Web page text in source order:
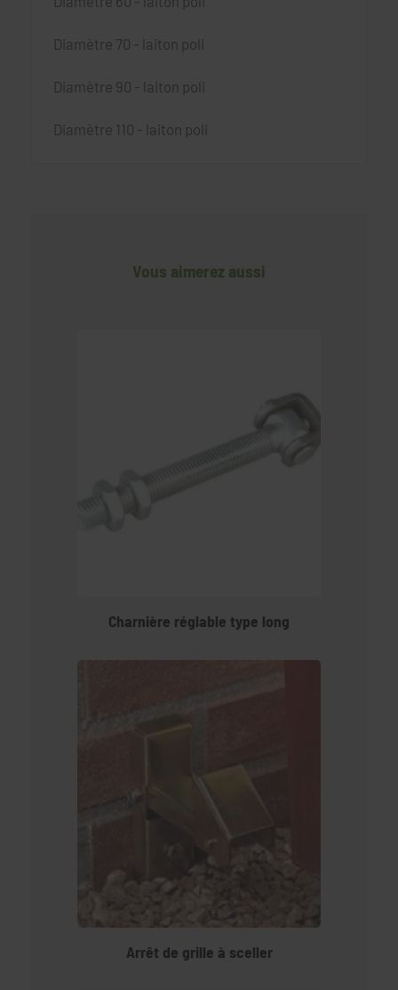
Diamètre 70 - laiton poli
Diamètre 90 - laiton poli
Diamètre 110 - laiton poli
Vous aimerez aussi
Charnière réglable type long
Arrêt de grille à sceller